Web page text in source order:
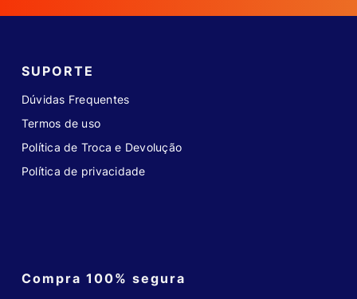
SUPORTE
Dúvidas Frequentes
Termos de uso
Política de Troca e Devolução
Política de privacidade
Compra 100% segura